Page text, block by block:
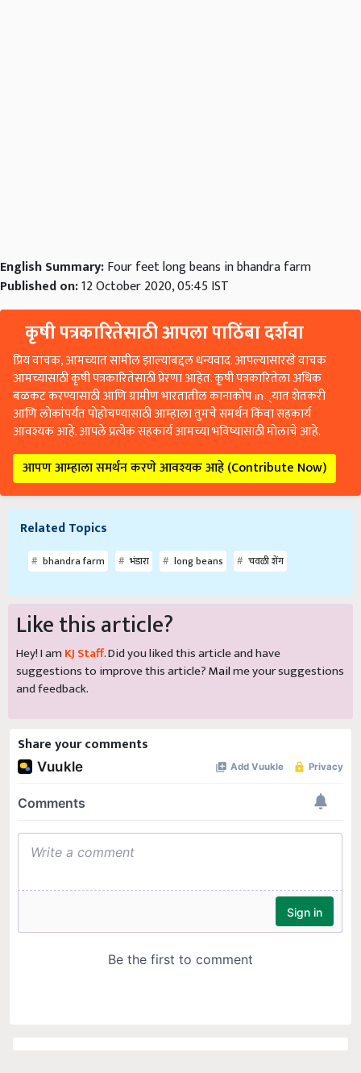
English Summary:Four feet long beans in bhandra farm
Published on:12 October 2020, 05:45 IST
कृषी पत्रकारितेसाठी आपला पाठिंबा दर्शवा
प्रिय वाचक, आमच्यात सामील झाल्याबद्दल धन्यवाद. आपल्यासारखे वाचक
आमच्यासाठी कृषी पत्रकारितेसाठी प्रेरणा आहेत. कृषी पत्रकारितेला अधिक
बळकट करण्यासाठी आणि ग्रामीण भारतातील कानाकोप in्यात शेतकरी
आणि लोकांपर्यंत पोहोचण्यासाठी आम्हाला तुमचे समर्थन किंवा सहकार्य
आवश्यक आहे. आपले प्रत्येक सहकार्य आमच्या भविष्यासाठी मोलाचे आहे.
आपण आम्हाला समर्थन करणे आवश्यक आहे (Contribute Now)
Related Topics
bhandra farm भंडारा long beans चवळी शेंग
Like this article?
Hey! I am KJ Staff. Did you liked this article and have
suggestions to improve this article?Mailme your suggestions
and feedback.
Share your comments